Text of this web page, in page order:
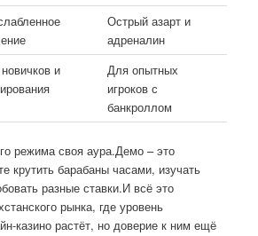
Острый азарт и
адреналин
и
Для опытных
игроков с
банкроллом
режима своя аура.Демо – это
крутить барабаны часами, изучать
разные ставки.И всё это
рынка, где уровень
казино растёт, но доверие к ним ещё